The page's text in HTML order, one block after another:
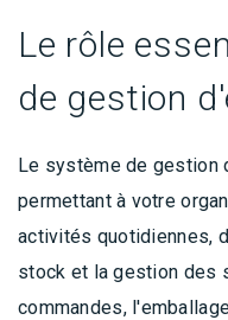
Le rôle
de gestion
Le système de gestion
permettant à votre
activités quotidiennes,
stock et la gestion des
commandes,